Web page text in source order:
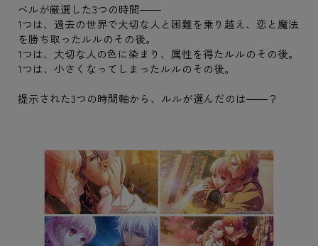
ベルが厳選した3つの時間――
1つは、過去の世界で大切な人と困難を乗り越え、恋と魔法
を勝ち取ったルルのその後。
1つは、大切な人の色に染まり、属性を得たルルのその後。
1つは、小さくなってしまったルルのその後。
提示された3つの時間軸から、ルルが選んだのは――？